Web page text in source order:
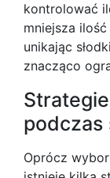
kontrolować
mniejsza
unikając
znacząco
podczas
Oprócz